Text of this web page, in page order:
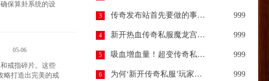
保算卦系统的设
05-06
戒指碎片。这些
略打造出完美的戒
3 传奇发布站首先要做的事情？ 999
4 新开热血传奇私服魔龙宫殿开启规则以及进入条件 999
5 吸血增血量！超变传奇私服中的斗者舍利装备详解 999
6 为何‘新开传奇私服’玩家越多越多？反之热血传奇玩家少？ 999